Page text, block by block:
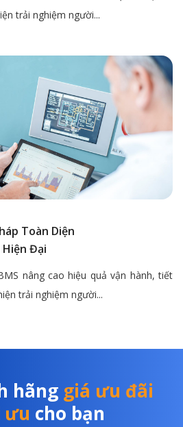
trải nghiệm người...
Toàn Diện
Hiện Đại
nâng cao hiệu quả vận hành, tiết
trải nghiệm người...
hãng giá ưu đãi
cho bạn